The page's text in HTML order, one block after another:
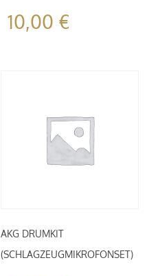
10,00 €
AKG DRUMKIT
(SCHLAGZEUGMIKROFONSET)